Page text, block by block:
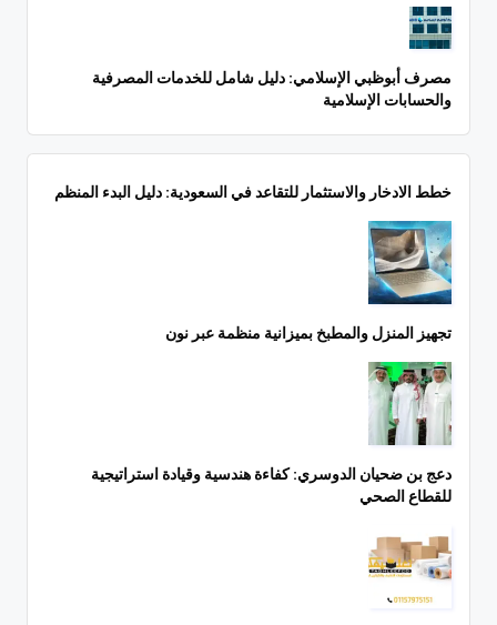
مصرف أبوظبي الإسلامي: دليل شامل للخدمات المصرفية
والحسابات الإسلامية
خطط الادخار والاستثمار للتقاعد في السعودية: دليل البدء المنظم
تجهيز المنزل والمطبخ بميزانية منظمة عبر نون
دعج بن ضحيان الدوسري: كفاءة هندسية وقيادة استراتيجية
للقطاع الصحي